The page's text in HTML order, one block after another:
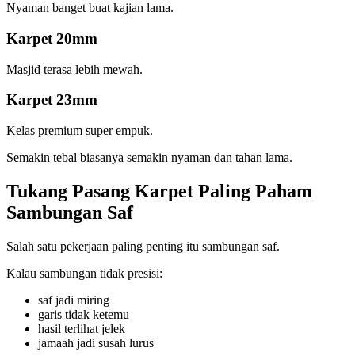
Nyaman banget buat kajian lama.
Karpet 20mm
Masjid terasa lebih mewah.
Karpet 23mm
Kelas premium super empuk.
Semakin tebal biasanya semakin nyaman dan tahan lama.
Tukang Pasang Karpet Paling Paham
Sambungan Saf
Salah satu pekerjaan paling penting itu sambungan saf.
Kalau sambungan tidak presisi:
saf jadi miring
garis tidak ketemu
hasil terlihat jelek
jamaah jadi susah lurus